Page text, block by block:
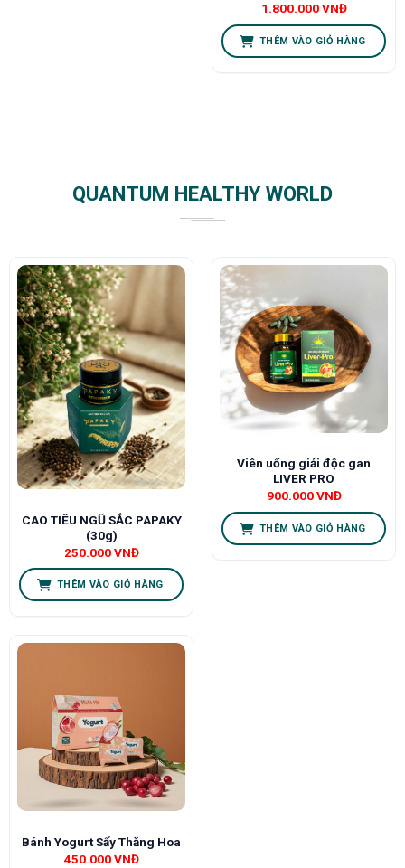
1.800.000VNĐ
THÊM VÀO GIỎ HÀNG
QUANTUM HEALTHY WORLD
CAO TIÊU NGŨ SẮC PAPAKY
(30g)
250.000VNĐ
THÊM VÀO GIỎ HÀNG
Viên uống giải độc gan
LIVER PRO
900.000VNĐ
THÊM VÀO GIỎ HÀNG
Bánh Yogurt Sấy Thăng Hoa
450.000VNĐ